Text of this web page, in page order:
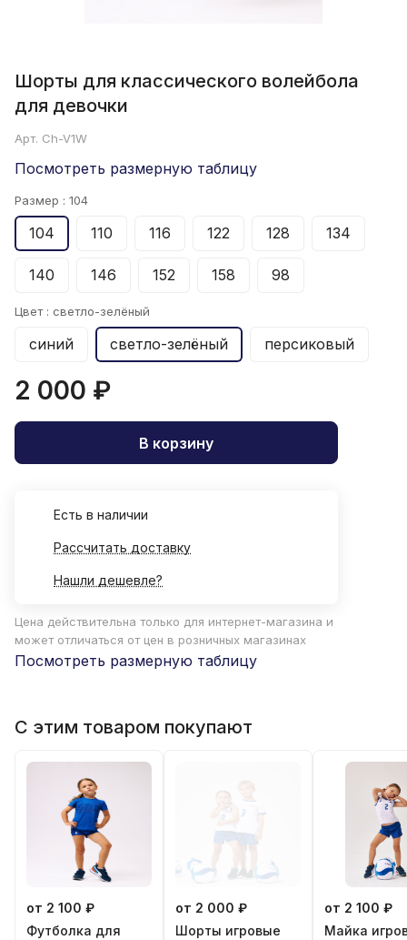
Шорты для классического волейбола
для девочки
Арт. Ch-V1W
Посмотреть размерную таблицу
Размер : 104
104 110 116 122 128 134
140 146 152 158 98
Цвет : светло-зелёный
синий светло-зелёный персиковый
2 000 ₽
В корзину
Есть в наличии
Рассчитать доставку
Нашли дешевле?
Цена действительна только для интернет-магазина и
может отличаться от цен в розничных магазинах
Посмотреть размерную таблицу
С этим товаром покупают
от 2 100 ₽
Футболка для
от 2 000 ₽
Шорты игровые
от 2 100 ₽
Майка